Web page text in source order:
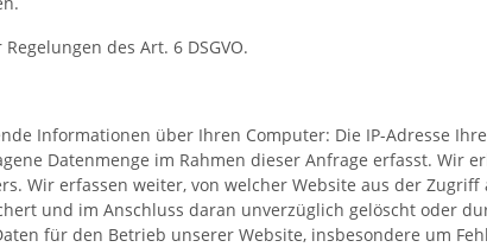
des Art. 6 DSGVO.
Informationen über Ihren Computer: Die IP-Adresse
Datenmenge im Rahmen dieser Anfrage erfasst. Wir
Wir erfassen weiter, von welcher Website aus der
und im Anschluss daran unverzüglich gelöscht oder
für den Betrieb unserer Website, insbesondere um